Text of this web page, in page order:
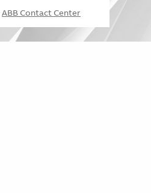
ABB Contact Center